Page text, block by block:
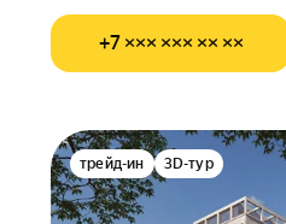
+7 ××× ××× ×× ××
трейд-ин 3D-тур